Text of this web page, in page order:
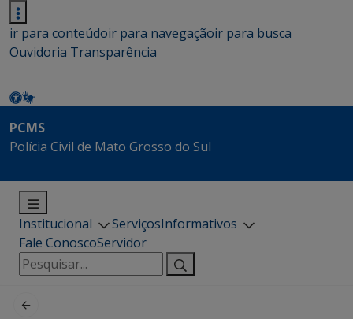
ir para conteúdoir para navegaçãoir para busca
Ouvidoria Transparência
PCMS
Polícia Civil de Mato Grosso do Sul
Institucional ServiçosInformativos
Fale ConoscoServidor
Pesquisar
por: